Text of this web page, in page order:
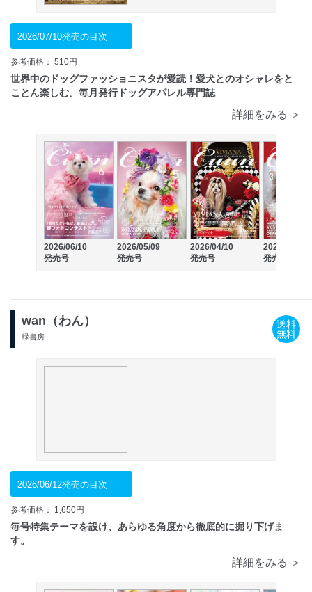
2026/07/10発売の目次
参考価格： 510円
世界中のドッグファッショニスタが愛読！愛犬とのオシャレをと
ことん楽しむ。毎月発行ドッグアパレル専門誌
詳細をみる ＞
2026/06/10
発売号
2026/05/09
発売号
2026/04/10
発売号
2026/03/10
発売号
wan（わん）
緑書房
送料
無料
2026/06/12発売の目次
参考価格： 1,650円
毎号特集テーマを設け、あらゆる角度から徹底的に掘り下げま
す。
詳細をみる ＞